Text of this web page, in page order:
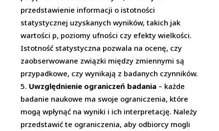
przedstawienie informacji o istotności
statystycznej uzyskanych wyników, takich jak
wartości p, poziomy ufności czy efekty wielkości.
Istotność statystyczna pozwala na ocenę, czy
zaobserwowane związki między zmiennymi są
przypadkowe, czy wynikają z badanych czynników.
Uwzględnienie ograniczeń badania – każde
badanie naukowe ma swoje ograniczenia, które
mogą wpłynąć na wyniki i ich interpretację. Należy
przedstawić te ograniczenia, aby odbiorcy mogli